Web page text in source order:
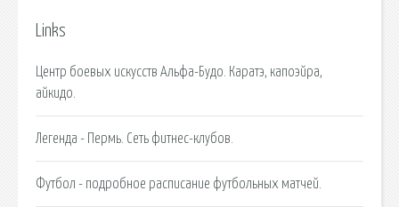
Links
Центр боевых искусств Альфа-Будо. Каратэ, капоэйра,
айкидо.
Легенда - Пермь. Сеть фитнес-клубов.
Футбол - подробное расписание футбольных матчей.